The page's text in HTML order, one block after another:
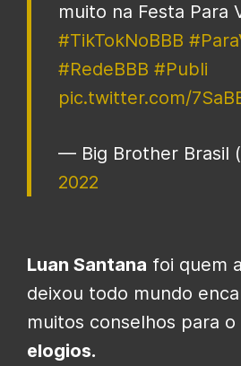
muito na Festa Para
#TikTokNoBBB
#RedeBBB #Publi
pic.twitter.com/
— Big Brother Brasil
2022
Luan Santana foi quem
deixou todo mundo
muitos conselhos para
elogios.